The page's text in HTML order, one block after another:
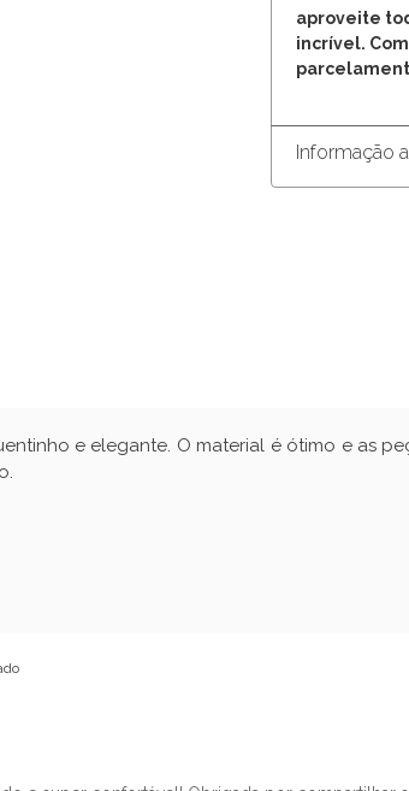
aproveite
incrível.
Informação
e elegante. O material é ótimo e as